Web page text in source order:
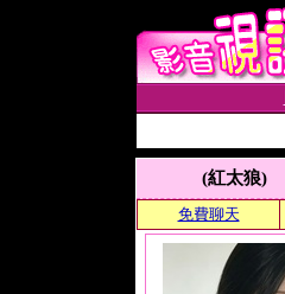
(紅太狼)
免費聊天